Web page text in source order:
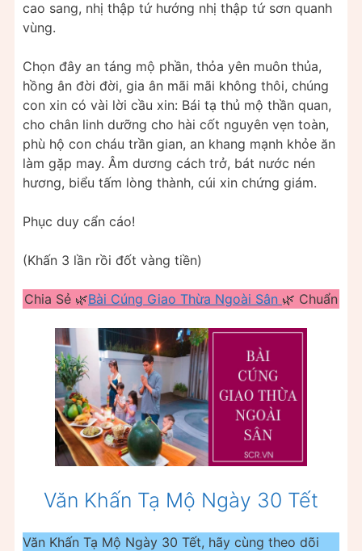
cao sang, nhị thập tứ hướng nhị thập tứ sơn quanh
vùng.
Chọn đây an táng mộ phần, thỏa yên muôn thủa,
hồng ân đời đời, gia ân mãi mãi không thôi, chúng
con xin có vài lời cầu xin: Bái tạ thủ mộ thần quan,
cho chân linh dưỡng cho hài cốt nguyên vẹn toàn,
phù hộ con cháu trần gian, an khang mạnh khỏe ăn
làm gặp may. Âm dương cách trở, bát nước nén
hương, biểu tấm lòng thành, cúi xin chứng giám.
Phục duy cẩn cáo!
(Khấn 3 lần rồi đốt vàng tiền)
Chia Sẻ 🌿Bài Cúng Giao Thừa Ngoài Sân 🌿 Chuẩn
Văn Khấn Tạ Mộ Ngày 30 Tết
Văn Khấn Tạ Mộ Ngày 30 Tết, hãy cùng theo dõi